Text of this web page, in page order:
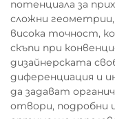
потенциала за
сложни
висока точност,
скъпи при
дизайнерската
диференциация и
да задават
отвори, подробни